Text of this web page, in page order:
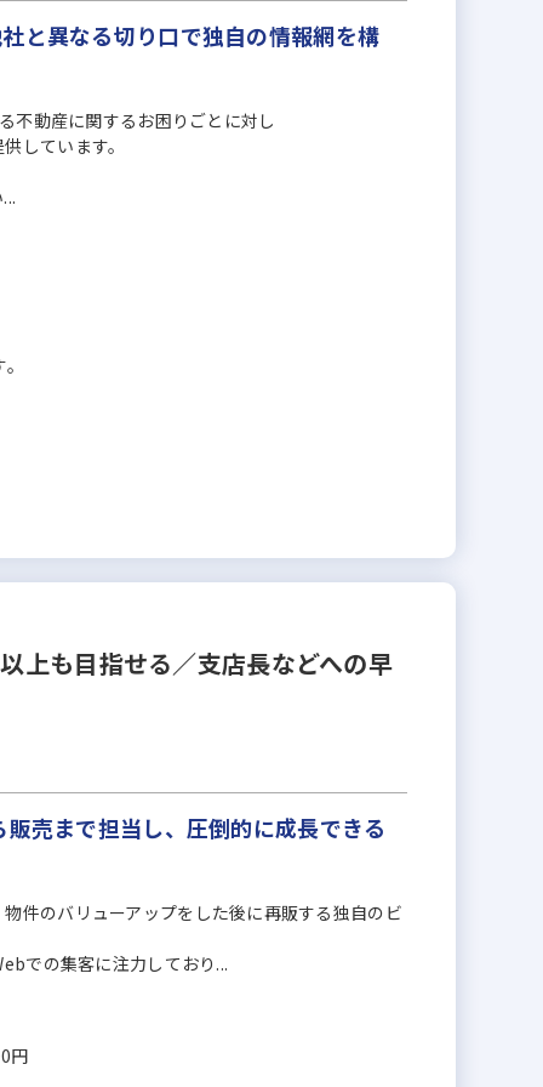
と異なる切り口で独自の情報網を構
不動産に関するお困りごとに対し
しています。
上も目指せる／支店長などへの早
売まで担当し、圧倒的に成長できる
件のバリューアップをした後に再販する独自のビ
での集客に注力しており...
円